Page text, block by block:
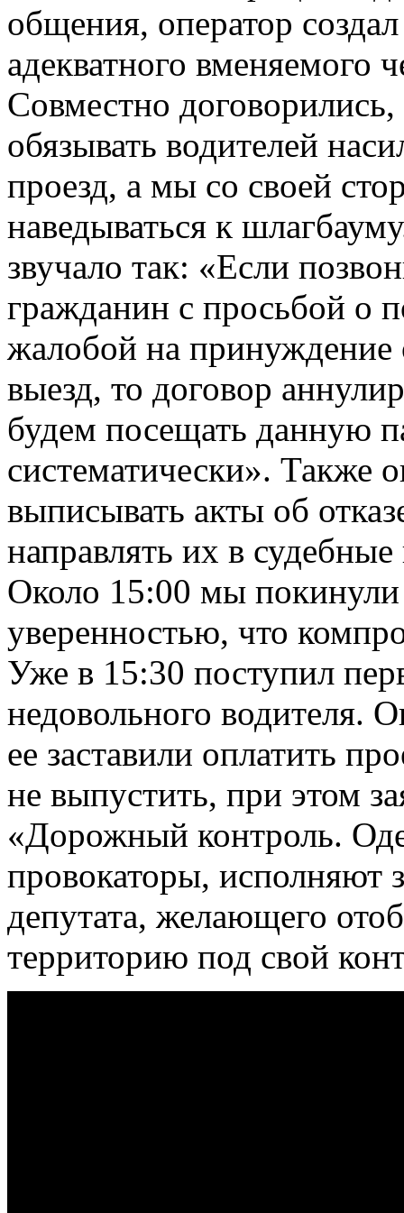
общения, оператор
адекватного вменяемого
Совместно
обязывать водителей
проезд, а мы со своей
наведываться к
звучало так: «Если
гражданин с просьбой о
жалобой на принуждение
выезд, то договор
будем посещать данную
систематически». Также
выписывать акты об
направлять их в
Около 15:00 мы покинули
уверенностью, что
Уже в 15:30 поступил
недовольного водителя.
ее заставили оплатить
не выпустить, при этом
«Дорожный контроль.
провокаторы, исполняют
депутата, желающего
территорию под свой